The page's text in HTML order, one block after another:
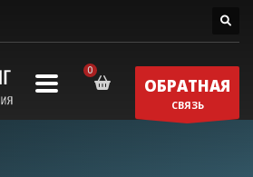
ОБРАТНАЯ
СВЯЗЬ